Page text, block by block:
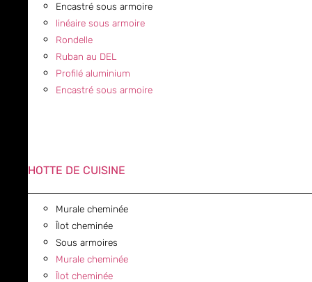
Encastré sous armoire
linéaire sous armoire
Rondelle
Ruban au DEL
Profilé aluminium
Encastré sous armoire
HOTTE DE CUISINE
Murale cheminée
Îlot cheminée
Sous armoires
Murale cheminée
Îlot cheminée